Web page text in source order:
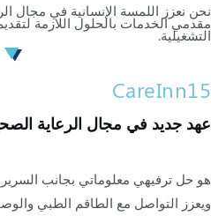
نحن نعزز اللمسة الإنسانية في مجال
مقدمي الخدمات بالحلول اللازمة
التشغيلية.
CareInn15
عهد جديد في مجال الرعاية
هو حل ترفيهي معلوماتي بجانب
ويعزز التواصل مع الطاقم الطبي